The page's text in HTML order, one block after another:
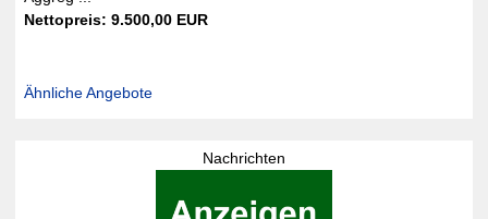
Nettopreis: 9.500,00 EUR
Ähnliche Angebote
Nachrichten